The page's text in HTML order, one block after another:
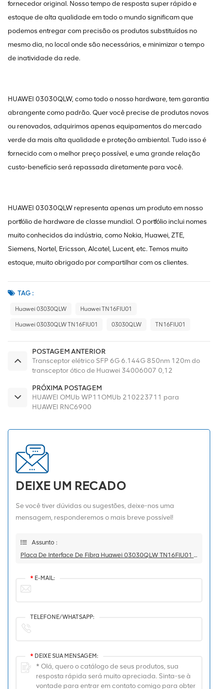
fornecedor original. Nosso tempo de resposta super rápido e
estoque de alta qualidade em todo o mundo significam que
podemos entregar com precisão os produtos substituídos no
mesmo dia, no local onde são necessários, e minimizar o tempo
de inatividade da rede.
HUAWEI 03030QLW, como todo o nosso hardware, tem garantia
abrangente como padrão. Quer você precise de produtos novos
ou renovados, adquirimos apenas equipamentos do mercado
verde da mais alta qualidade e proteção ambiental. Tudo isso é
fornecido com o melhor preço possível, e uma grande relação
custo-benefício será repassada diretamente para você.
HUAWEI 03030QLW representa apenas um produto em nosso
portfólio de hardware de classe mundial. O portfólio inclui nomes
muito conhecidos da indústria, como Nokia, Huawei, ZTE,
Siemens, Nortel, Ericsson, Alcatel, Lucent, etc. Temos muito
estoque, muito obrigado por compartilhar com os clientes.
TAG :
Huawei 03030QLW Huawei TN16FIU01
Huawei 03030QLW TN16FIU01 03030QLW TN16FIU01
POSTAGEM ANTERIOR
Transceptor elétrico SFP 6G 6.144G 850nm 120m do
transceptor ótico de Huawei 34006007 0,12
PRÓXIMA POSTAGEM
HUAWEI OMUb WP11OMUb 210223711 para
HUAWEI RNC6900
DEIXE UM RECADO
Se você tiver dúvidas ou sugestões, deixe-nos uma
mensagem, responderemos o mais breve possível!
Assunto :
Placa De Interface De Fibra Huawei 03030QLW TN16FIU01 OSN 9800 UPS
* E-MAIL:
TELEFONE/WHATSAPP:
* DEIXE SUA MENSAGEM: